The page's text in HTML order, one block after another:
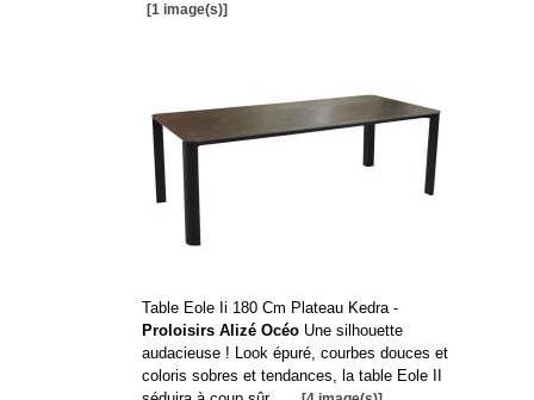
[1 image(s)]
Table Eole Ii 180 Cm Plateau Kedra -
Proloisirs Alizé OcéoUne silhouette
audacieuse ! Look épuré, courbes douces et
coloris sobres et tendances, la table Eole II